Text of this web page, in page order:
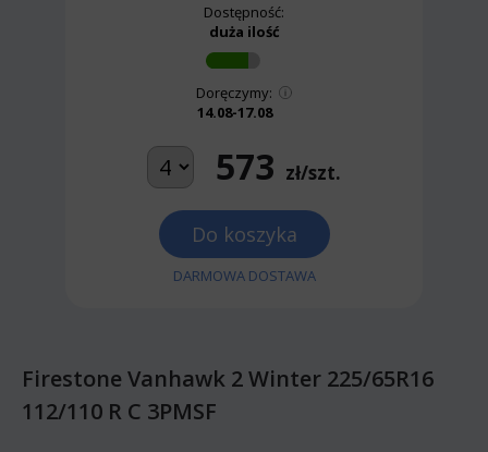
Dostępność:
duża ilość
Doręczymy:
14.08-17.08
573 zł/szt.
Do koszyka
DARMOWA DOSTAWA
Firestone Vanhawk 2 Winter 225/65R16
112/110 R C 3PMSF